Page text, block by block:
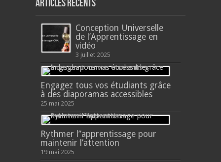
Articles récents
Conception Universelle
de l’Apprentissage en
vidéo
3 juillet 2025
Engagez tous vos étudiants grâce
à des diaporamas accessibles
25 mai 2025
Rythmer l’’apprentissage pour
maintenir l’attention
19 mai 2025